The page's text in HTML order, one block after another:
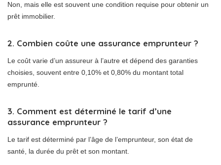
Non, mais elle est souvent une condition requise pour obtenir un
prêt immobilier.
2. Combien coûte une assurance emprunteur ?
Le coût varie d’un assureur à l’autre et dépend des garanties
choisies, souvent entre 0,10% et 0,80% du montant total
emprunté.
3. Comment est déterminé le tarif d’une
assurance emprunteur ?
Le tarif est déterminé par l’âge de l’emprunteur, son état de
santé, la durée du prêt et son montant.